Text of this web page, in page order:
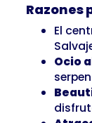
Razones
El
Ocio